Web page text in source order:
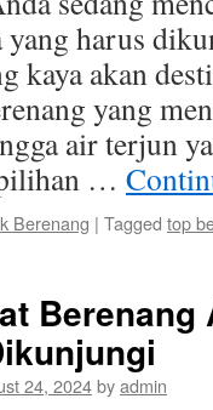
harus
kaya akan
yang
air terjun
…
Berenang | Tagged top
24, 2024byadmin